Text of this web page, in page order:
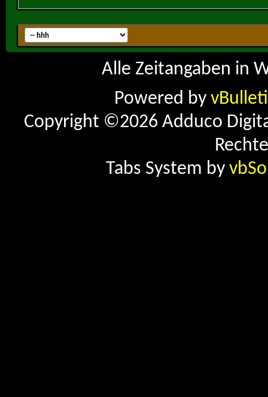
Alle Zeitangaben in
Powered by
Copyright ©2026 Adduco
Tabs System by